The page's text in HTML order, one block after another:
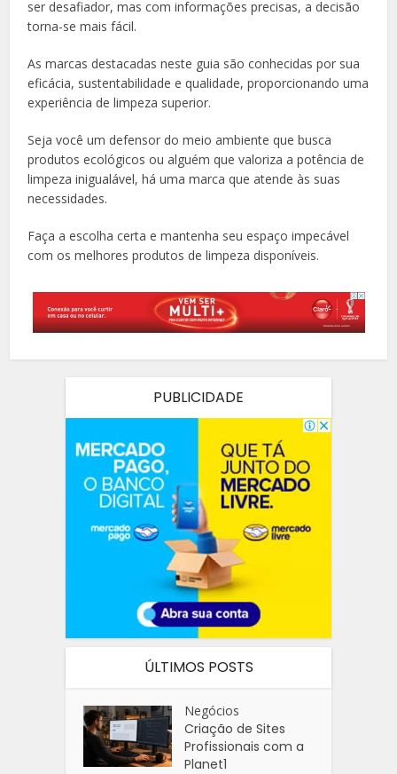
ser desafiador, mas com informações precisas, a decisão
torna-se mais fácil.
As marcas destacadas neste guia são conhecidas por sua
eficácia, sustentabilidade e qualidade, proporcionando uma
experiência de limpeza superior.
Seja você um defensor do meio ambiente que busca
produtos ecológicos ou alguém que valoriza a potência de
limpeza inigualável, há uma marca que atende às suas
necessidades.
Faça a escolha certa e mantenha seu espaço impecável
com os melhores produtos de limpeza disponíveis.
PUBLICIDADE
ÚLTIMOS POSTS
Negócios
Criação de Sites
Profissionais com a
Planet1